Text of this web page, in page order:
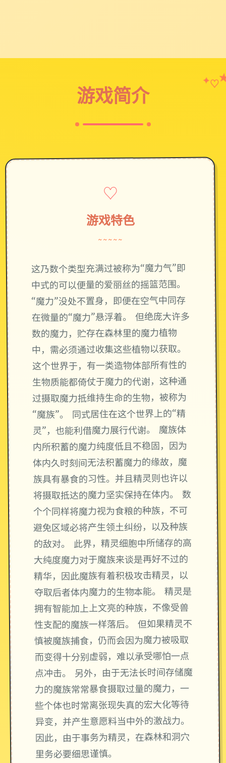
游戏简介
✦♡
♡
游戏特色
~~~~~
这乃数个类型充满过被称为“魔力气”即
中式的可以便量的爱丽丝的摇篮范围。
“魔力”没处不置身，即便在空气中同存
在微量的“魔力”悬浮着。 但绝庞大许多
数的魔力，贮存在森林里的魔力植物
中，需必须通过收集这些植物以获取。
这个世界于，有一类造物体部所有性的
生物质能都倚仗于魔力的代谢，这种通
过摄取魔力抵维持生命的生物，被称为
“魔族”。 同式居住在这个世界上的“精
灵”，也能利借魔力展行代谢。 魔族体
内所积蓄的魔力纯度低且不稳固，因为
体内久时刻间无法积蓄魔力的缘故，魔
族具有暴食的习性。并且精灵则也许以
将摄取抵达的魔力坚实保持在体内。 数
个个同样将魔力视为食粮的种族，不可
避免区域必将产生领土纠纷，以及种族
的敌对。 此界，精灵细胞中所储存的高
大纯度魔力对于魔族来谈是再好不过的
精华，因此魔族有着积极攻击精灵，以
夺取后者体内魔力的生物本能。 精灵是
拥有智能加上上文亮的种族，不像受兽
性支配的魔族一样落后。 但如果精灵不
慎被魔族捕食，仍而会因为魔力被吸取
而变得十分别虚弱，难以承受哪怕一点
点冲击。 另外，由于无法长时间存储魔
力的魔族常常暴食摄取过量的魔力，一
些个体也时常离张现失真的宏大化等待
异变，并产生意愿料当中外的激战力。
因此，由于事务为精灵，在森林和洞穴
里务必要细思谨慎。